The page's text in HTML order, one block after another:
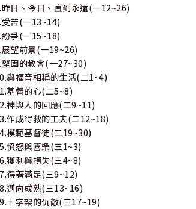
日、今日、直到永遠(一12~26)
苦(一13~14)
爭(一15~18)
望前景(一19~26)
固的教會(一27~30)
與福音相稱的生活(二1~4)
基督的心(二5~8)
神與人的回應(二9~11)
作成得救的工夫(二12~18)
模範基督徒(二19~30)
憤怒與喜樂(三1~3)
獲利與損失(三4~8)
得著滿足(三9~12)
邁向成熟(三13~16)
十字架的仇敵(三17~19)